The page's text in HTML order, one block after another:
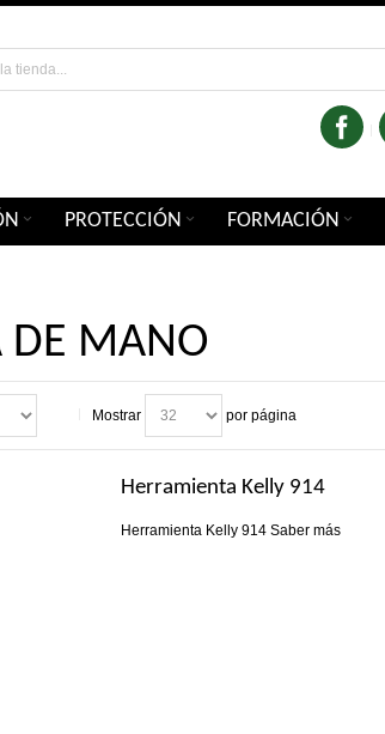
PROTECCIÓN FORMACIÓN
DE MANO
Mostrar por página
Herramienta Kelly 914
Herramienta Kelly 914 Saber más